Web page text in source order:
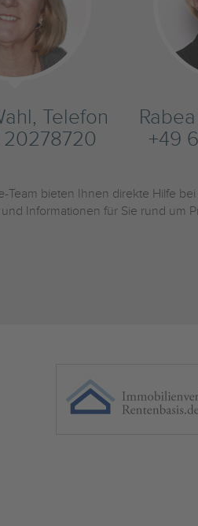
Telefon
20278720
+49
Team bieten Ihnen direkte Hilfe
Informationen für Sie rund um